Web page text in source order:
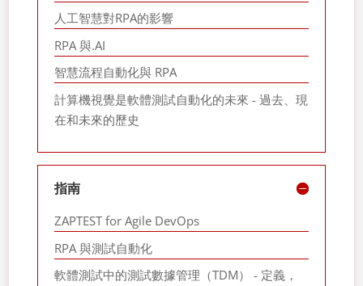
人工智慧對RPA的影響
RPA 與.AI
智慧流程自動化與 RPA
計算機視覺是軟體測試自動化的未來 - 過去、現
在和未來的歷史
指南
ZAPTEST for Agile DevOps
RPA 與測試自動化
軟體測試中的測試數據管理（TDM） - 定義，